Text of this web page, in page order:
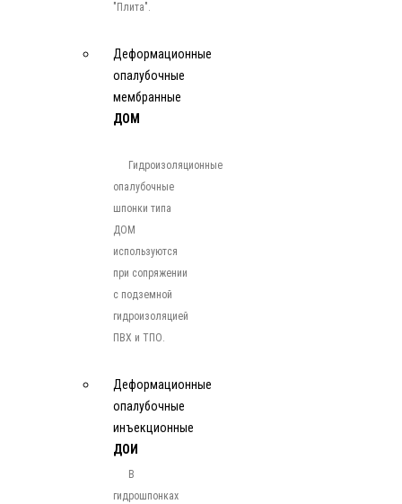
"Плита".
Деформационные
опалубочные
мембранные
ДОМ
Гидроизоляционные
опалубочные
шпонки типа
ДОМ
используются
при сопряжении
с подземной
гидроизоляцией
ПВХ и ТПО.
Деформационные
опалубочные
инъекционные
ДОИ
В
гидрошпонках